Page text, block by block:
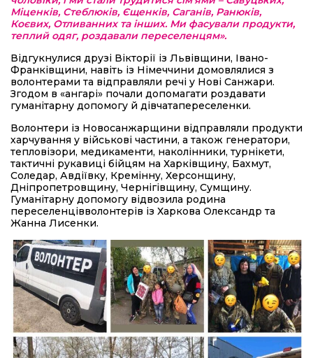
Міценків, Стеблюків, Єщенків, Саганів, Ранюків,
Коєвих, Отливанних та інших. Ми фасували продукти,
теплий одяг, роздавали переселенцям».
Відгукнулися друзі Вікторії із Львівщини, Івано­
Франківщини, навіть із Німеччини домовлялися з
волонтерами та відправляли речі у Нові Санжари.
Згодом в «ангарі» почали допомагати роздавати
гуманітарну допомогу й дівчата­переселенки.
Волонтери із Новосанжарщини відправляли продукти
харчування у військові частини, а також генератори,
теп­ловізори, медикаменти, наколінники, турнікети,
тактичні рукавиці бійцям на Харківщину, Бахмут,
Соледар, Авдіївку, Кремінну, Херсонщину,
Дніпропетровщину, Чернігівщину, Сумщину.
Гуманітарну допомогу відвозила родина
переселенців­волонтерів із Харкова Олександр та
Жанна Лисенки.